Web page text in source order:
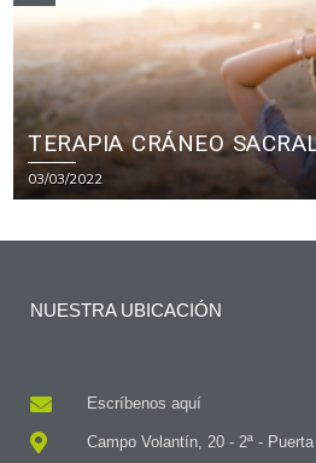
TERAPIA CRÁNEO
03/03/2022
NUESTRA UBICACIÓN
Escríbenos aquí
Campo Volantín, 20 - 2ª -